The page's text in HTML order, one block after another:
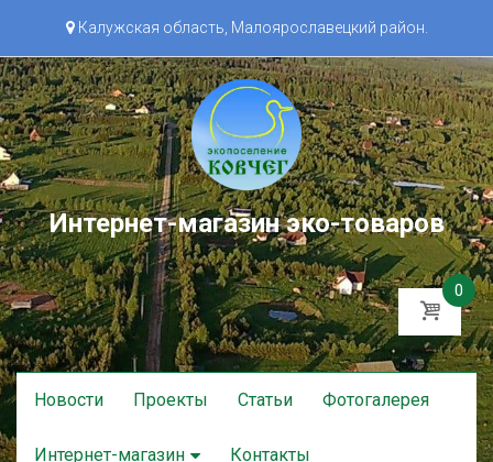
Калужская область, Малоярославецкий район.
Интернет-магазин эко-товаров
0
Skip
to
Новости Проекты Статьи Фотогалерея
Интернет-магазин Контакты